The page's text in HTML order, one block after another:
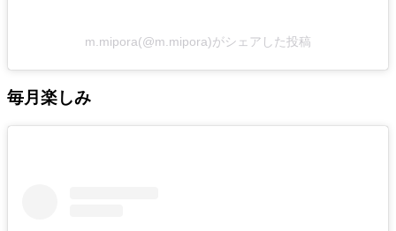
m.mipora(@m.mipora)がシェアした投稿
毎月楽しみ